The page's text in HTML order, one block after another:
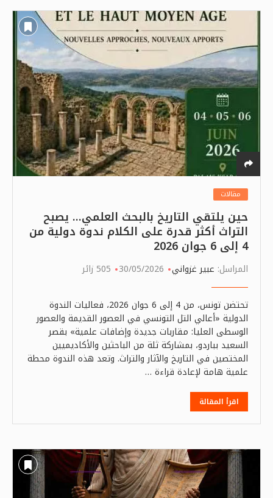
مقالات
حين يلتقي التاريخ بالبحث العلمي… يصبح
التراث أكثر قدرة على الكلام ندوة دولية من
4 إلى 6 جوان 2026
المراسل: عبير غزواني 30/05/2026 505 زائر
تحتضن تونس، من 4 إلى 6 جوان 2026، فعاليات الندوة
الدولية «أعالي التل التونسي في العصور القديمة والعصور
الوسطى العليا: مقاربات جديدة وإضافات علمية» بقصر
السعيد بباردو، بمشاركة ثلة من الباحثين والأكاديميين
المختصين في التاريخ والآثار والتراث. وتعد هذه الندوة محطة
علمية هامة لإعادة قراءة …
اقرأ المقالة